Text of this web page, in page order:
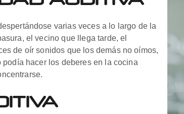
varias veces a lo largo de la
el vecino que llega tarde, el
de oír sonidos que los demás no oímos,
hacer los deberes en la cocina